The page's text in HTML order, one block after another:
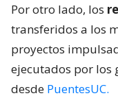
Por otro lado, los
transferidos a los
proyectos
ejecutados por los
desde PuentesUC.